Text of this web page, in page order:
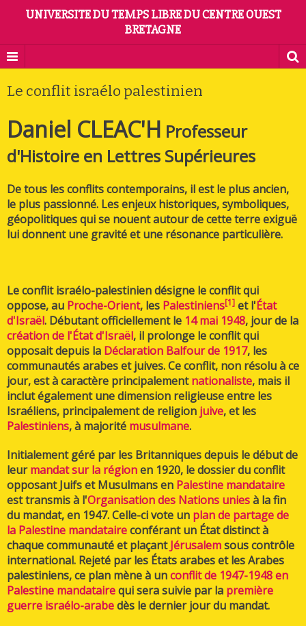
UNIVERSITE DU TEMPS LIBRE DU CENTRE OUEST
BRETAGNE
Le conflit israélo palestinien
Daniel CLEAC'H Professeur
d'Histoire en Lettres Supérieures
De tous les conflits contemporains, il est le plus ancien,
le plus passionné. Les enjeux historiques, symboliques,
géopolitiques qui se nouent autour de cette terre exiguë
lui donnent une gravité et une résonance particulière.
Le conflit israélo-palestinien désigne le conflit qui
oppose, au Proche-Orient, les Palestiniens[1] et l'État
d'Israël. Débutant officiellement le 14 mai 1948, jour de la
création de l'État d'Israël, il prolonge le conflit qui
opposait depuis la Déclaration Balfour de 1917, les
communautés arabes et juives. Ce conflit, non résolu à ce
jour, est à caractère principalementnationaliste, mais il
inclut également une dimension religieuse entre les
Israéliens, principalement de religion juive, et les
Palestiniens, à majorité musulmane.
Initialement géré par les Britanniques depuis le début de
leurmandat sur la régionen 1920, le dossier du conflit
opposant Juifs et Musulmans en Palestine mandataire
est transmis à l'Organisation des Nations uniesà la fin
du mandat, en 1947. Celle-ci vote un plan de partage de
la Palestine mandataireconférant un État distinct à
chaque communauté et plaçantJérusalemsous contrôle
international. Rejeté par les États arabes et les Arabes
palestiniens, ce plan mène à unconflit de 1947-1948 en
Palestine mandatairequi sera suivie par la première
guerre israélo-arabedès le dernier jour du mandat.